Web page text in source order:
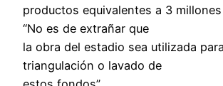
productos equivalentes a 3
“No es de extrañar que
la obra del estadio sea utilizada
triangulación o lavado de